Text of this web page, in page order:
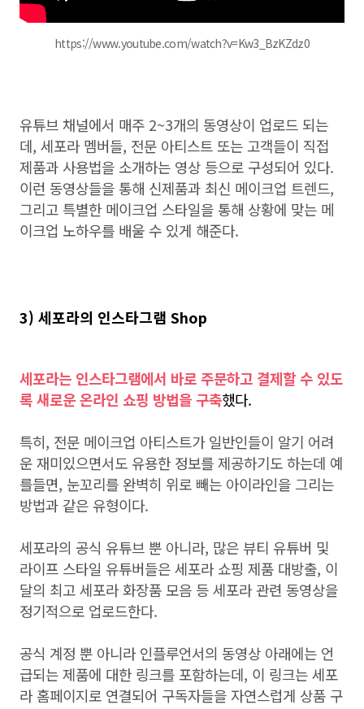
https://www.youtube.com/watch?v=Kw3_BzKZdz0
유튜브 채널에서 매주 2~3개의 동영상이 업로드 되는
데, 세포라 멤버들, 전문 아티스트 또는 고객들이 직접
제품과 사용법을 소개하는 영상 등으로 구성되어 있다.
이런 동영상들을 통해 신제품과 최신 메이크업 트렌드,
그리고 특별한 메이크업 스타일을 통해 상황에 맞는 메
이크업 노하우를 배울 수 있게 해준다.
3) 세포라의 인스타그램 Shop
세포라는 인스타그램에서 바로 주문하고 결제할 수 있도
록 새로운 온라인 쇼핑 방법을 구축했다.
특히, 전문 메이크업 아티스트가 일반인들이 알기 어려
운 재미있으면서도 유용한 정보를 제공하기도 하는데 예
를들면, 눈꼬리를 완벽히 위로 빼는 아이라인을 그리는
방법과 같은 유형이다.
세포라의 공식 유튜브 뿐 아니라, 많은 뷰티 유튜버 및
라이프 스타일 유튜버들은 세포라 쇼핑 제품 대방출, 이
달의 최고 세포라 화장품 모음 등 세포라 관련 동영상을
정기적으로 업로드한다.
공식 계정 뿐 아니라 인플루언서의 동영상 아래에는 언
급되는 제품에 대한 링크를 포함하는데, 이 링크는 세포
라 홈페이지로 연결되어 구독자들을 자연스럽게 상품 구